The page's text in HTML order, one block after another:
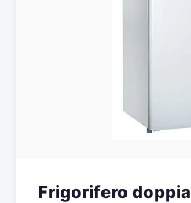
Frigorifero